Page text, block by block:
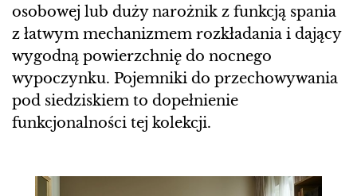
osobowej lub duży narożnik z funkcją spania
z łatwym mechanizmem rozkładania i dający
wygodną powierzchnię do nocnego
wypoczynku. Pojemniki do przechowywania
pod siedziskiem to dopełnienie
funkcjonalności tej kolekcji.